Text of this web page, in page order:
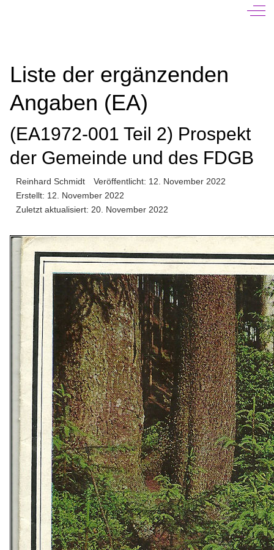
Off-
Liste der ergänzenden
Angaben (EA)
(EA1972-001 Teil 2) Prospekt
der Gemeinde und des FDGB
Reinhard Schmidt
Veröffentlicht: 12. November 2022
Erstellt: 12. November 2022
Zuletzt aktualisiert: 20. November 2022